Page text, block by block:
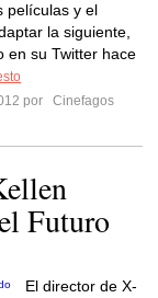
películas y el
la siguiente,
en su Twitter hace
por
Cinefagos
Futuro
El director de X-